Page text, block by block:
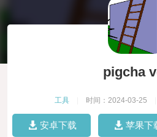
pigcha
工具 时间：2024-03-25
安卓下载 苹果下